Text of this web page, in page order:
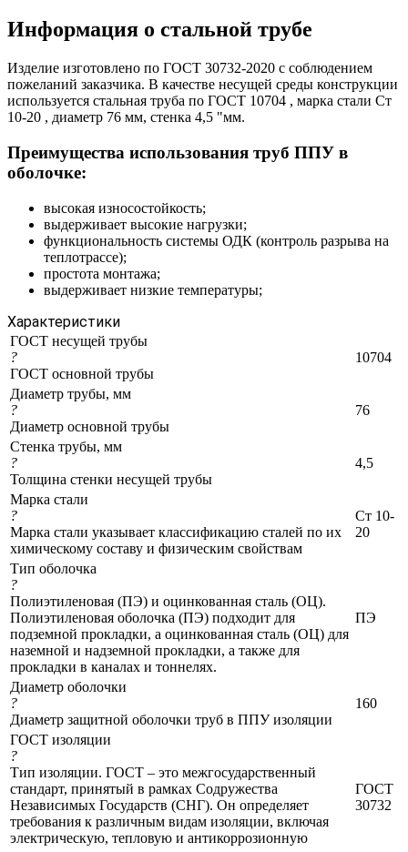
Информация о стальной трубе
Изделие изготовлено по ГОСТ 30732-2020 с соблюдением
пожеланий заказчика. В качестве несущей среды конструкции
используется стальная труба по ГОСТ 10704 , марка стали Ст
10-20 , диаметр 76 мм, стенка 4,5 "мм.
Преимущества использования труб ППУ в
оболочке:
высокая износостойкость;
выдерживает высокие нагрузки;
функциональность системы ОДК (контроль разрыва на
теплотрассе);
простота монтажа;
выдерживает низкие температуры;
Характеристики
ГОСТ несущей трубы
?
ГОСТ основной трубы
10704
Диаметр трубы, мм
?
Диаметр основной трубы
76
Стенка трубы, мм
?
Толщина стенки несущей трубы
4,5
Марка стали
?
Марка стали указывает классификацию сталей по их
химическому составу и физическим свойствам
Ст 10-
20
Тип оболочка
?
Полиэтиленовая (ПЭ) и оцинкованная сталь (ОЦ).
Полиэтиленовая оболочка (ПЭ) подходит для
подземной прокладки, а оцинкованная сталь (ОЦ) для
наземной и надземной прокладки, а также для
прокладки в каналах и тоннелях.
ПЭ
Диаметр оболочки
?
Диаметр защитной оболочки труб в ППУ изоляции
160
ГОСТ изоляции
?
Тип изоляции. ГОСТ – это межгосударственный
стандарт, принятый в рамках Содружества
Независимых Государств (СНГ). Он определяет
требования к различным видам изоляции, включая
электрическую, тепловую и антикоррозионную
ГОСТ
30732